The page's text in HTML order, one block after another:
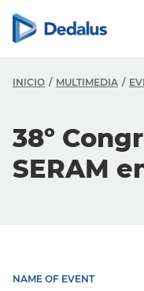
INICIO MULTIMEDIA
38º
SERAM
NAME OF EVENT